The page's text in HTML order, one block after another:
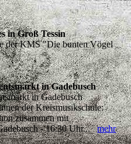
in Groß Tessin
der KMS "Die bunten Vögel
in Gadebusch
in Gadebusch
der Kreismusikschule:
zusammen mit
- 16:30 Uhr...mehr